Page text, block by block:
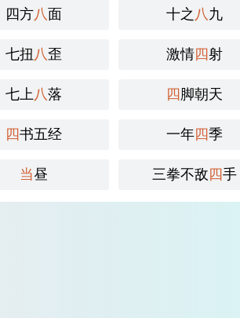
四方八面 十之 八九
七扭 八歪 激情四射
七上八落 四 脚朝天
四书五经 一年四季
当昼 三拳不敌 四手